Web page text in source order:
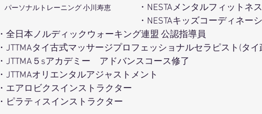
パーソナルトレーニング 小川寿恵
・NESTAメンタルフィットネ
・NESTAキッズコーディネー
・全日本ノルディックウォーキング連盟 公認指導員
・JTTMAタイ古式マッサージプロフェッショナルセラピスト(タ
・JTTMA５sアカデミー　アドバンスコース修了
・JTTMAオリエンタルアジャストメント
・エアロビクスインストラクター
・ピラティスインストラクター